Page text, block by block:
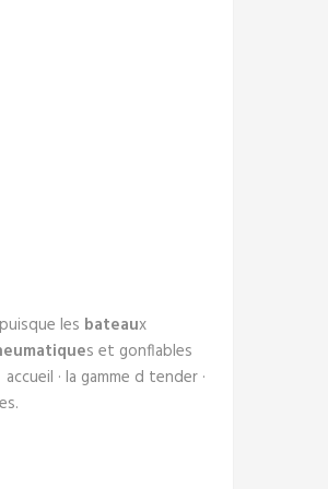
les bateaux
s et gonflables
· la gamme d tender ·